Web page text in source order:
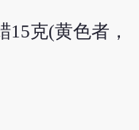
克(黄色者，